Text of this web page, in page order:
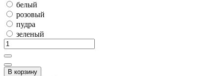
белый
розовый
пудра
зеленый
В корзину